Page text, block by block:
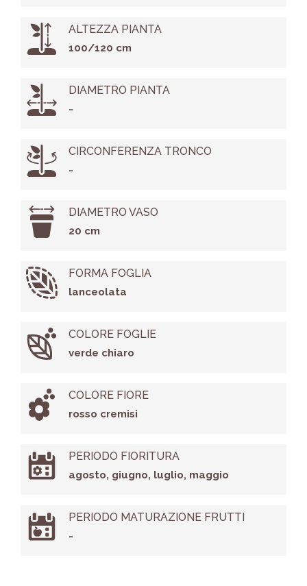
ALTEZZA PIANTA
100/120 cm
DIAMETRO PIANTA
-
CIRCONFERENZA TRONCO
-
DIAMETRO VASO
20 cm
FORMA FOGLIA
lanceolata
COLORE FOGLIE
verde chiaro
COLORE FIORE
rosso cremisi
PERIODO FIORITURA
agosto, giugno, luglio, maggio
PERIODO MATURAZIONE FRUTTI
-